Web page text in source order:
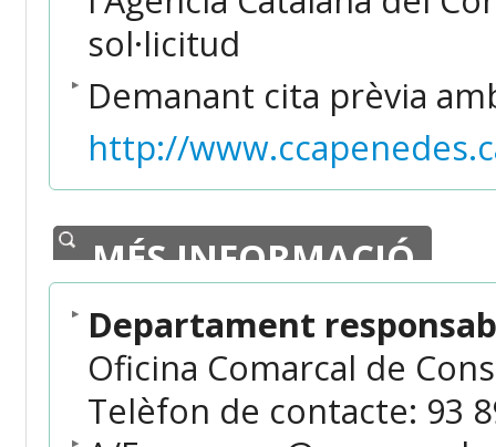
sol·licitud
Demanant cita prèvia
http://
MÉS INFORMACIÓ
Departament
Oficina Comarcal de
Telèfon de contacte: 93